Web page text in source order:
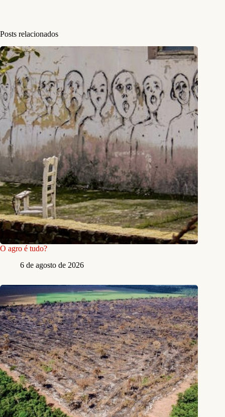
Posts relacionados
O agro é tudo?
6 de agosto de 2026